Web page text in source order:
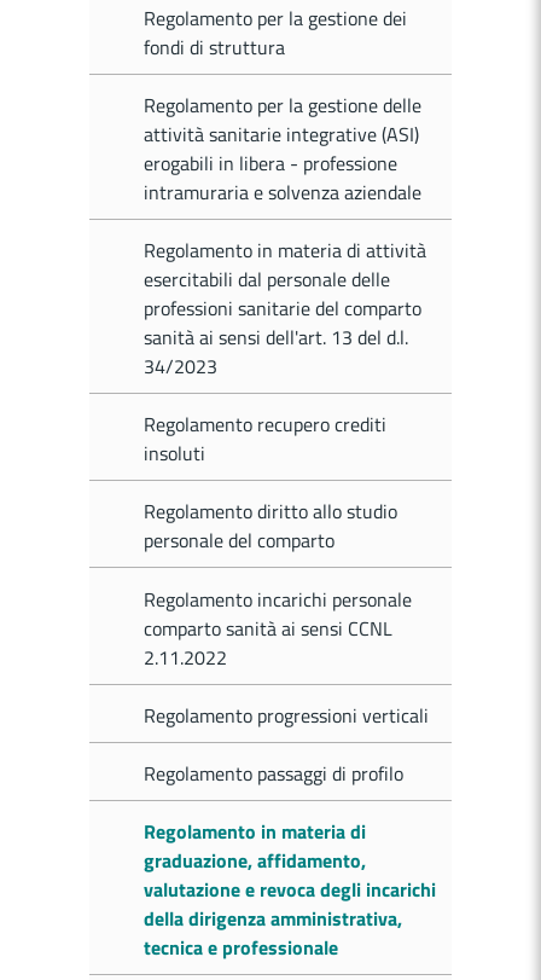
Regolamento per la gestione dei
fondi di struttura
Regolamento per la gestione delle
attività sanitarie integrative (ASI)
erogabili in libera - professione
intramuraria e solvenza aziendale
Regolamento in materia di attività
esercitabili dal personale delle
professioni sanitarie del comparto
sanità ai sensi dell'art. 13 del d.l.
34/2023
Regolamento recupero crediti
insoluti
Regolamento diritto allo studio
personale del comparto
Regolamento incarichi personale
comparto sanità ai sensi CCNL
2.11.2022
Regolamento progressioni verticali
Regolamento passaggi di profilo
Regolamento in materia di
graduazione, affidamento,
valutazione e revoca degli incarichi
della dirigenza amministrativa,
tecnica e professionale